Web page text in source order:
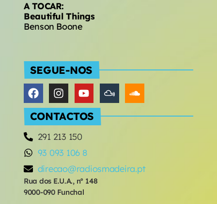
A TOCAR:
Beautiful Things
Benson Boone
SEGUE-NOS
CONTACTOS
291 213 150
93 093 106 8
direcao@radiosmadeira.pt
Rua dos E.U.A., nº 148
9000-090 Funchal